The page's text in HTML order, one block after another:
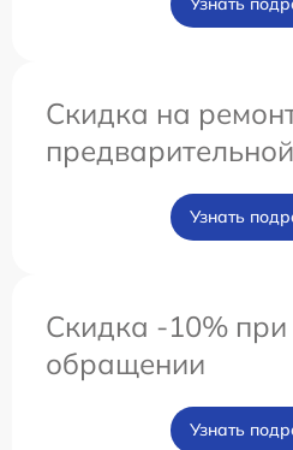
Скидка на
Узнать
Скидка -10%
обращении
Узнать